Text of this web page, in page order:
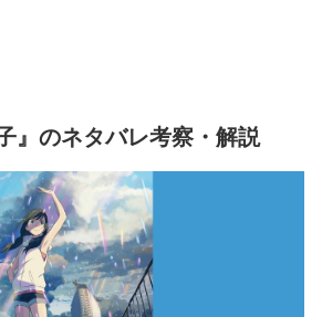
』のネタバレ考察・解説